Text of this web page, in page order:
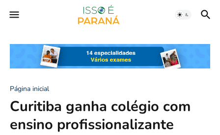
Página inicial
Curitiba ganha colégio com
ensino profissionalizante